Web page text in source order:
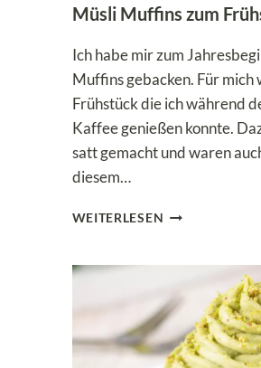
Müsli Muffins zum
Ich habe mir zum
Muffins gebacken. Für mich
Frühstück die ich während
Kaffee genießen konnte.
satt gemacht und waren
diesem…
WEITERLESEN LOW
MUFFINS
KNUSPRIGE
MÜSLI
MUFFINS
ZUM